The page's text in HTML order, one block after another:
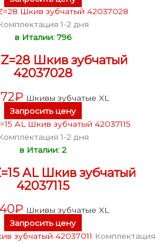
1-2 дня
в Италии: 796
Шкив зубчатый
42037028
₽ Шкивы зубчатые XL
Запросить цену
1-2 дня
в Италии: 2
AL Шкив зубчатый
42037115
₽ Шкивы зубчатые XL
Запросить цену
Комплектация